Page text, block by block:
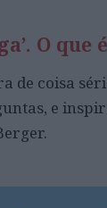
O que
de coisa
e